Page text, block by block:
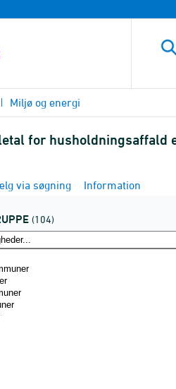
Miljø og energi
for husholdningsaffald
via søgning Information
(104)